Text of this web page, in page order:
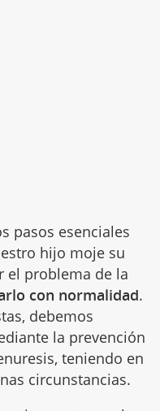
pasos esenciales
hijo moje su
el problema de la
con normalidad.
debemos
la prevención
teniendo en
circunstancias.